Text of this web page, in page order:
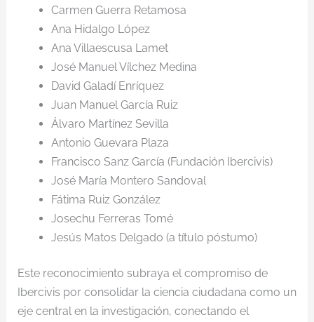
Carmen Guerra Retamosa
Ana Hidalgo López
Ana Villaescusa Lamet
José Manuel Vílchez Medina
David Galadí Enríquez
Juan Manuel García Ruiz
Álvaro Martínez Sevilla
Antonio Guevara Plaza
Francisco Sanz García (Fundación Ibercivis)
José María Montero Sandoval
Fátima Ruiz González
Josechu Ferreras Tomé
Jesús Matos Delgado (a título póstumo)
Este reconocimiento subraya el compromiso de
Ibercivis por consolidar la ciencia ciudadana como un
eje central en la investigación, conectando el